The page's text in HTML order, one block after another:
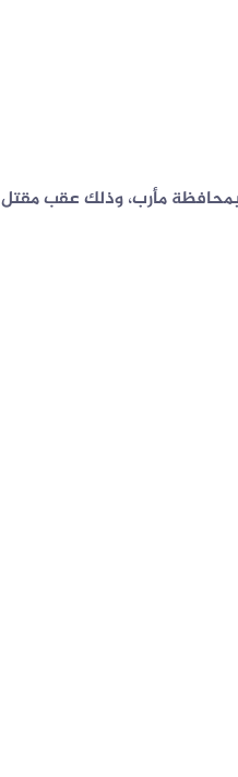
بمحافظة مأرب، وذلك عقب مقتل